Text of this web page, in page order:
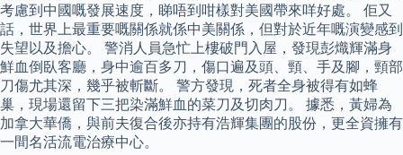
考慮到中國嘅發展速度，睇唔到咁樣對美國帶來咩好處。 佢又
話，世界上最重要嘅關係就係中美關係，但對於近年嘅演變感到
失望以及擔心。 警消人員急忙上樓破門入屋，發現彭熾輝滿身
鮮血倒臥客廳，身中逾百多刀，傷口遍及頭、頸、手及腳，頸部
刀傷尤其深，幾乎被斬斷。 警方發現，死者全身被得有如蜂
巢，現場還留下三把染滿鮮血的菜刀及切肉刀。 據悉，黃婦為
加拿大華僑，與前夫復合後亦持有浩輝集團的股份，更全資擁有
一間名活流電治療中心。